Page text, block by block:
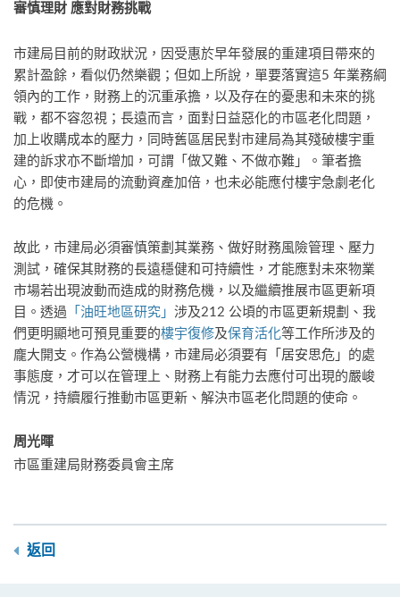
審慎理財 應對財務挑戰
市建局目前的財政狀況，因受惠於早年發展的重建項目帶來的
累計盈餘，看似仍然樂觀；但如上所說，單要落實這5 年業務綱
領內的工作，財務上的沉重承擔，以及存在的憂患和未來的挑
戰，都不容忽視；長遠而言，面對日益惡化的市區老化問題，
加上收購成本的壓力，同時舊區居民對市建局為其殘破樓宇重
建的訴求亦不斷增加，可謂「做又難、不做亦難」。筆者擔
心，即使市建局的流動資產加倍，也未必能應付樓宇急劇老化
的危機。
故此，市建局必須審慎策劃其業務、做好財務風險管理、壓力
測試，確保其財務的長遠穩健和可持續性，才能應對未來物業
市場若出現波動而造成的財務危機，以及繼續推展市區更新項
目。透過 「油旺地區研究」 涉及212 公頃的市區更新規劃、我
們更明顯地可預見重要的樓宇復修及保育活化等工作所涉及的
龐大開支。作為公營機構，市建局必須要有「居安思危」的處
事態度，才可以在管理上、財務上有能力去應付可出現的嚴峻
情況，持續履行推動市區更新、解決市區老化問題的使命。
周光暉
市區重建局財務委員會主席
返回